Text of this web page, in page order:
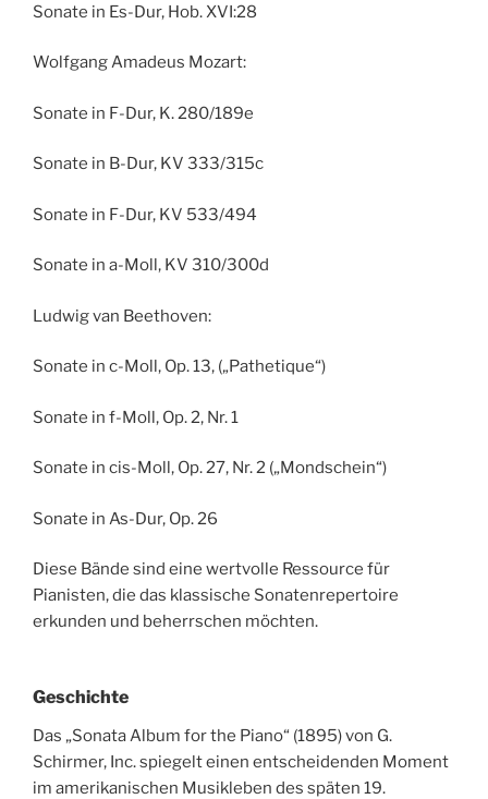
Sonate in Es-Dur, Hob. XVI:28
Wolfgang Amadeus Mozart:
Sonate in F-Dur, K. 280/189e
Sonate in B-Dur, KV 333/315c
Sonate in F-Dur, KV 533/494
Sonate in a-Moll, KV 310/300d
Ludwig van Beethoven:
Sonate in c-Moll, Op. 13, („Pathetique“)
Sonate in f-Moll, Op. 2, Nr. 1
Sonate in cis-Moll, Op. 27, Nr. 2 („Mondschein“)
Sonate in As-Dur, Op. 26
Diese Bände sind eine wertvolle Ressource für
Pianisten, die das klassische Sonatenrepertoire
erkunden und beherrschen möchten.
Geschichte
Das „Sonata Album for the Piano“ (1895) von G.
Schirmer, Inc. spiegelt einen entscheidenden Moment
im amerikanischen Musikleben des späten 19.